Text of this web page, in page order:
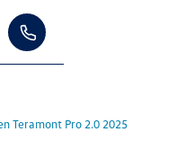
Teramont Pro 2.0 2025